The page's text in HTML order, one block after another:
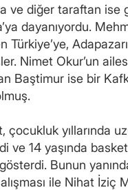
ve diğer taraftan ise
dayanıyordu.
Türkiye’ye,
Nimet Okur’un
Baştimur ise bir
çocukluk yıllarında
ve 14 yaşında
Bunun
ile Nihat İziç